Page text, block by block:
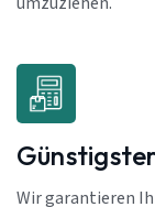
Wir garantieren